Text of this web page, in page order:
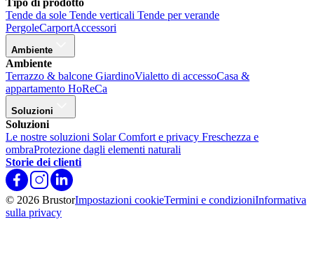
Tende da sole Tende verticali Tende per verande
PergoleCarportAccessori
Ambiente
Ambiente
Terrazzo & balcone GiardinoVialetto di accessoCasa &
appartamento HoReCa
Soluzioni
Soluzioni
Le nostre soluzioni SolarComfort e privacy Freschezza e
ombraProtezione dagli elementi naturali
Storie dei clienti
© 2026 BrustorImpostazioni cookieTermini e condizioniInformativa
sulla privacy